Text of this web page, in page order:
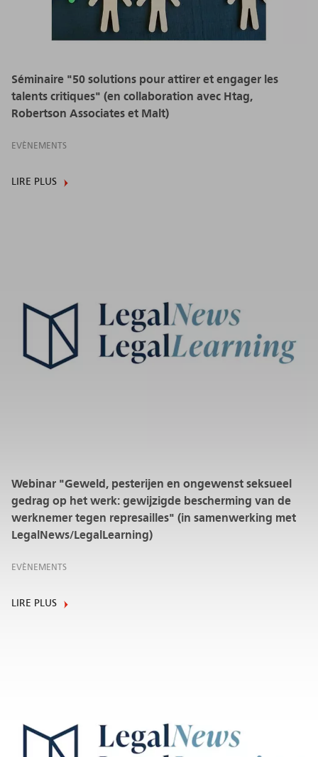
Séminaire "50 solutions pour attirer et engager les
talents critiques" (en collaboration avec Htag,
Robertson Associates et Malt)
EVÈNEMENTS
LIRE PLUS
Webinar "Geweld, pesterijen en ongewenst seksueel
gedrag op het werk: gewijzigde bescherming van de
werknemer tegen represailles" (in samenwerking met
LegalNews/LegalLearning)
EVÈNEMENTS
LIRE PLUS